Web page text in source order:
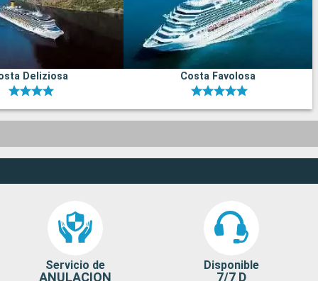
Deliziosa Costa Favolosa
Servicio de
ANULACION
Disponible
7/7 D